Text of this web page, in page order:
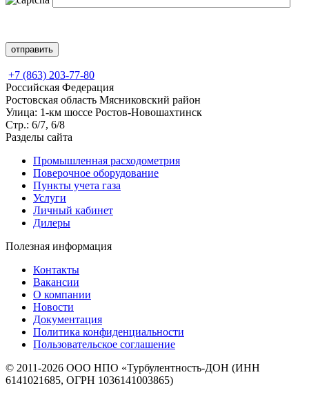
+7 (863) 203-77-80
Российская Федерация
Ростовская область Мясниковский район
Улица: 1-км шоссе Ростов-Новошахтинск
Стр.: 6/7, 6/8
Разделы сайта
Промышленная расходометрия
Поверочное оборудование
Пункты учета газа
Услуги
Личный кабинет
Дилеры
Полезная информация
Контакты
Вакансии
О компании
Новости
Документация
Политика конфиденциальности
Пользовательское соглашение
© 2011-2026 ООО НПО «Турбулентность-ДОН (ИНН
6141021685, ОГРН 1036141003865)